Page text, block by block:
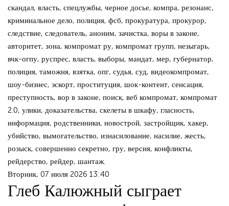
скандал, власть, спецлужбы, черное досье, компра, резонанс,
криминальное дело, полиция, фсб, прокуратура, прокурор,
следствие, следователь, аноним, зачистка, воры в законе,
авторитет, зона, компромат ру, компромат групп, незыгарь,
вчк-огпу, руспрес, власть, выборы, мандат, мер, губернатор,
полиция, таможня, взятка, опг, судья, суд, видеокомпромат,
шоу-бизнес, эскорт, проституция, шок-контент, сенсация,
преступность, вор в законе, поиск, веб компромат, компромат
2.0, улики, доказательства, скелеты в шкафу, гласность,
информация, родственники, новострой, застройщик, хакер,
убийство, вымогательство, изнасилование, насилие, жесть,
розыск, совершенно секретно, гру, версия, конфликты,
рейдерство, рейдер, шантаж.
Вторник, 07 июля 2026 13:40
Глеб Калюжный сыграет